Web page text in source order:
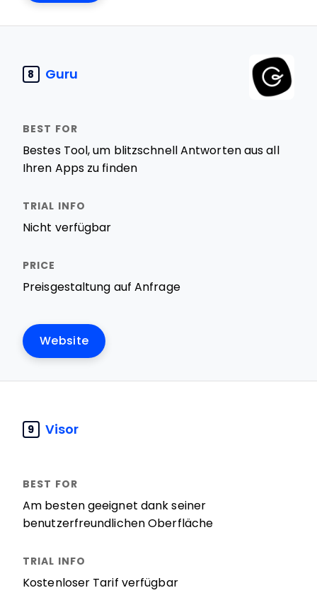
8 Guru
Bestes Tool, um blitzschnell Antworten aus all
Ihren Apps zu finden
Nicht verfügbar
Preisgestaltung auf Anfrage
Website
9 Visor
Am besten geeignet dank seiner
benutzerfreundlichen Oberfläche
Kostenloser Tarif verfügbar